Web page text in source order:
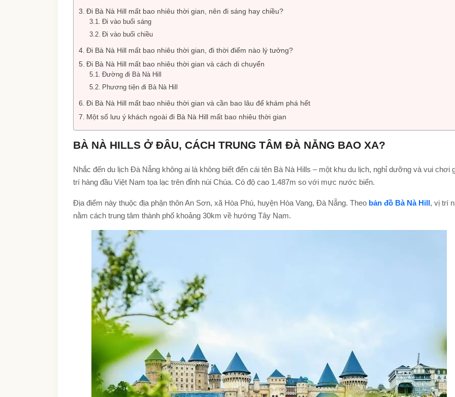
Đi Bà Nà Hill mất bao nhiêu thời gian, nên đi sáng hay chiều?
Đi vào buổi sáng
Đi vào buổi chiều
Đi Bà Nà Hill mất bao nhiêu thời gian, đi thời điểm nào lý tưởng?
Đi Bà Nà Hill mất bao nhiêu thời gian và cách di chuyển
Đường đi Bà Nà Hill
Phương tiện đi Bà Nà Hill
Đi Bà Nà Hill mất bao nhiêu thời gian và cần bao lâu để khám phá hết
Một số lưu ý khách ngoài đi Bà Nà Hill mất bao nhiêu thời gian
BÀ NÀ HILLS Ở ĐÂU, CÁCH TRUNG TÂM ĐÀ NẴNG BAO XA?
Nhắc đến du lịch Đà Nẵng không ai là không biết đến cái tên Bà Nà Hills – một khu du lịch, nghỉ dưỡng và vui chơi
trí hàng đầu Việt Nam tọa lạc trên đỉnh núi Chúa. Có độ cao 1.487m so với mực nước biển.
Địa điểm này thuộc địa phận thôn An Sơn, xã Hòa Phú, huyện Hòa Vang, Đà Nẵng. Theo bản đồ Bà Nà Hill, vị trí
nằm cách trung tâm thành phố khoảng 30km về hướng Tây Nam.